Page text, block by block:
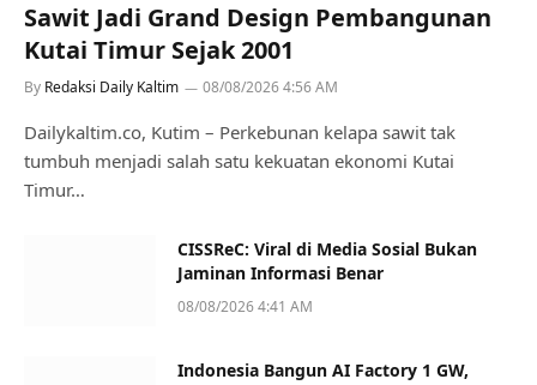
Sawit Jadi Grand Design Pembangunan
Kutai Timur Sejak 2001
By Redaksi Daily Kaltim 08/08/2026 4:56 AM
Dailykaltim.co, Kutim – Perkebunan kelapa sawit tak
tumbuh menjadi salah satu kekuatan ekonomi Kutai
Timur…
CISSReC: Viral di Media Sosial Bukan
Jaminan Informasi Benar
08/08/2026 4:41 AM
Indonesia Bangun AI Factory 1 GW,